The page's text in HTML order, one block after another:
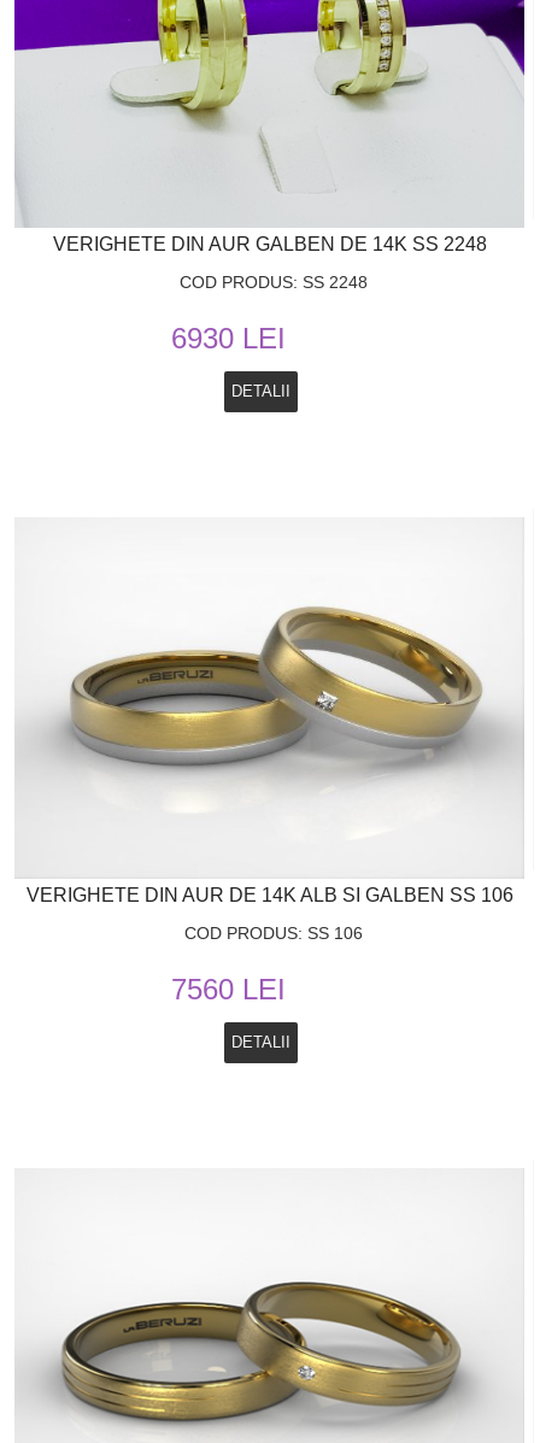
VERIGHETE DIN AUR GALBEN DE 14K SS 2248
COD PRODUS: SS 2248
6930 LEI
DETALII
VERIGHETE DIN AUR DE 14K ALB SI GALBEN SS 106
COD PRODUS: SS 106
7560 LEI
DETALII